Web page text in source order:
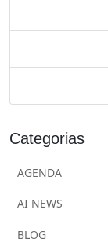
Categorias
AGENDA
AI NEWS
BLOG